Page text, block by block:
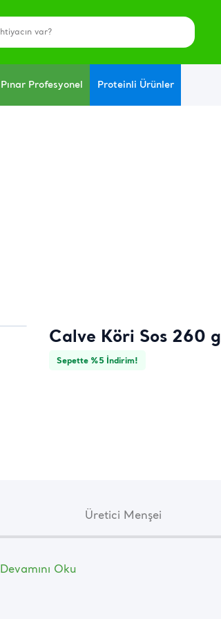
Pınar Profesyonel Proteinli Ürünler
Calve Köri Sos 260 g
Sepette %5 İndirim!
Üretici Menşei
Devamını Oku